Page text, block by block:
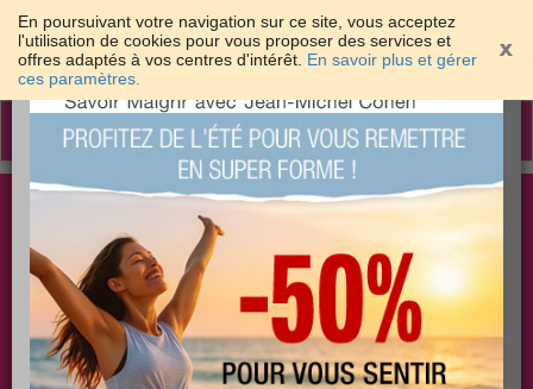
En poursuivant votre navigation sur ce site, vous acceptez
l'utilisation de cookies pour vous proposer des services et
offres adaptés à vos centres d'intérêt. En savoir plus et gérer
ces paramètres.
Toggle
Les meilleures solutions pour maigrir et être bien
dans sa peau
×